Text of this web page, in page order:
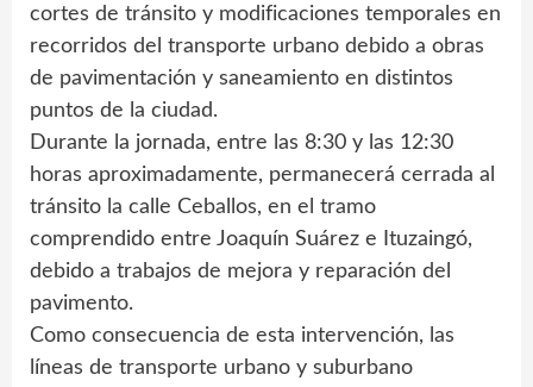
cortes de tránsito y modificaciones temporales en
recorridos del transporte urbano debido a obras
de pavimentación y saneamiento en distintos
puntos de la ciudad.
Durante la jornada, entre las 8:30 y las 12:30
horas aproximadamente, permanecerá cerrada al
tránsito la calle Ceballos, en el tramo
comprendido entre Joaquín Suárez e Ituzaingó,
debido a trabajos de mejora y reparación del
pavimento.
Como consecuencia de esta intervención, las
líneas de transporte urbano y suburbano